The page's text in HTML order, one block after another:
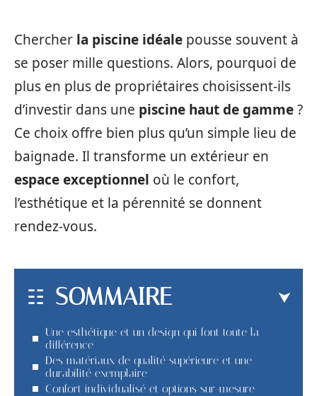
Chercher la piscine idéale pousse souvent à
se poser mille questions. Alors, pourquoi de
plus en plus de propriétaires choisissent-ils
d’investir dans une piscine haut de gamme?
Ce choix offre bien plus qu’un simple lieu de
baignade. Il transforme un extérieur en
espace exceptionnel où le confort,
l’esthétique et la pérennité se donnent
rendez-vous.
SOMMAIRE
Une esthétique et un design qui font toute la
différence
Des matériaux de qualité supérieure et une
durabilité exemplaire
Confort individualisé et options sur-mesure